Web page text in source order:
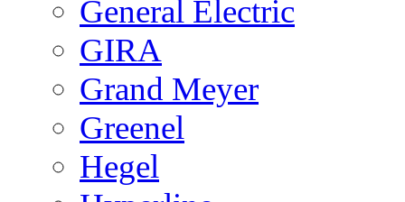
General Electric
GIRA
Grand Meyer
Greenel
Hegel